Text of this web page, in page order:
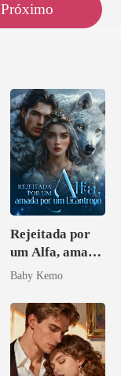
Próximo
Rejeitada por
um Alfa, amada
por um
Baby Kemo